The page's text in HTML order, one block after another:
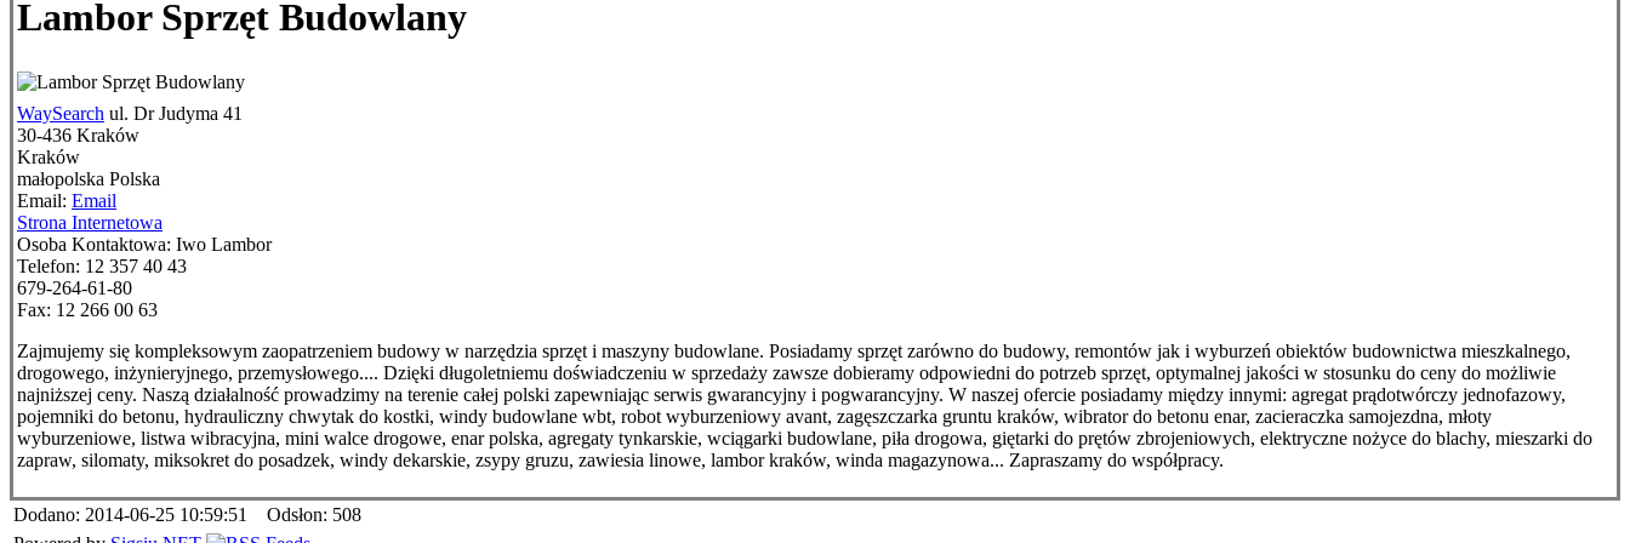
Lambor Sprzęt Budowlany
WaySearch ul. Dr Judyma 41
30-436 Kraków
Kraków
małopolska Polska
Email: Email
Strona Internetowa
Osoba Kontaktowa: Iwo Lambor
Telefon: 12 357 40 43
679-264-61-80
Fax: 12 266 00 63
Zajmujemy się kompleksowym zaopatrzeniem budowy w narzędzia sprzęt i maszyny budowlane. Posiadamy sprzęt zarówno do budowy, remontów jak i wyburzeń obiektów budownictwa mieszkalnego,
drogowego, inżynieryjnego, przemysłowego.... Dzięki długoletniemu doświadczeniu w sprzedaży zawsze dobieramy odpowiedni do potrzeb sprzęt, optymalnej jakości w stosunku do ceny do możliwie
najniższej ceny. Naszą działalność prowadzimy na terenie całej polski zapewniając serwis gwarancyjny i pogwarancyjny. W naszej ofercie posiadamy między innymi: agregat prądotwórczy jednofazowy,
pojemniki do betonu, hydrauliczny chwytak do kostki, windy budowlane wbt, robot wyburzeniowy avant, zagęszczarka gruntu kraków, wibrator do betonu enar, zacieraczka samojezdna, młoty
wyburzeniowe, listwa wibracyjna, mini walce drogowe, enar polska, agregaty tynkarskie, wciągarki budowlane, piła drogowa, giętarki do prętów zbrojeniowych, elektryczne nożyce do blachy, mieszarki do
zapraw, silomaty, miksokret do posadzek, windy dekarskie, zsypy gruzu, zawiesia linowe, lambor kraków, winda magazynowa... Zapraszamy do współpracy.
Dodano: 2014-06-25 10:59:51 Odsłon: 508